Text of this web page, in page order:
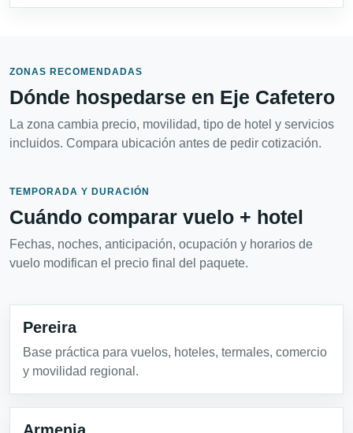
ZONAS RECOMENDADAS
Dónde hospedarse en Eje Cafetero
La zona cambia precio, movilidad, tipo de hotel y servicios
incluidos. Compara ubicación antes de pedir cotización.
TEMPORADA Y DURACIÓN
Cuándo comparar vuelo + hotel
Fechas, noches, anticipación, ocupación y horarios de
vuelo modifican el precio final del paquete.
Pereira
Base práctica para vuelos, hoteles, termales, comercio
y movilidad regional.
Armenia